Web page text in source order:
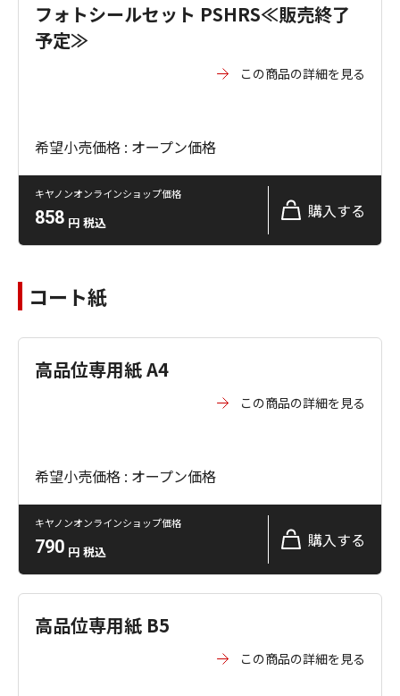
フォトシールセット PSHRS≪販売終了
予定≫
この商品の詳細を見る
希望小売価格 : オープン価格
キヤノンオンラインショップ価格
858 円 税込
購入する
コート紙
高品位専用紙 A4
この商品の詳細を見る
希望小売価格 : オープン価格
キヤノンオンラインショップ価格
790 円 税込
購入する
高品位専用紙 B5
この商品の詳細を見る